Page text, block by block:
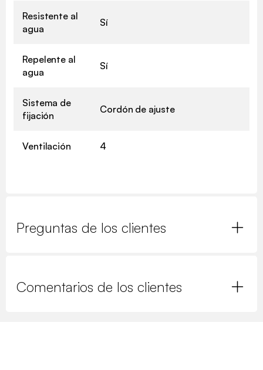
Resistente al
agua
Sí
Repelente al
agua
Sí
Sistema de
fijación
Cordón de ajuste
Ventilación 4
Preguntas de los clientes
Comentarios de los clientes